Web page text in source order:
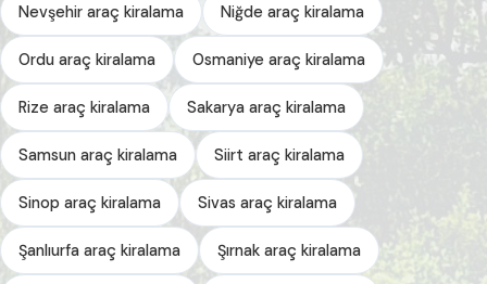
Nevşehir araç kiralama Niğde araç kiralama
Ordu araç kiralama Osmaniye araç kiralama
Rize araç kiralama Sakarya araç kiralama
Samsun araç kiralama Siirt araç kiralama
Sinop araç kiralama Sivas araç kiralama
Şanlıurfa araç kiralama Şırnak araç kiralama